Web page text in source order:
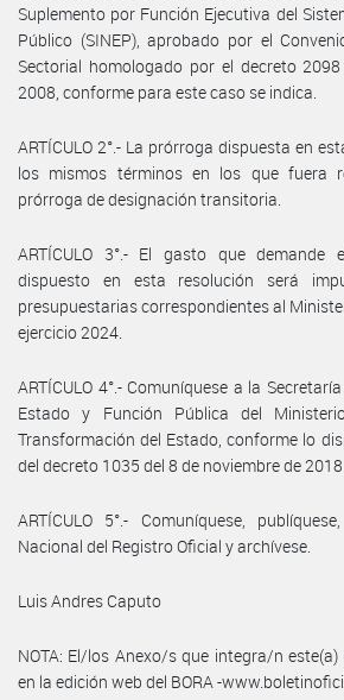
Suplemento por Función Ejecutiva del
Público (SINEP), aprobado por el
Sectorial homologado por el decreto
2008, conforme para este caso se indica.
ARTÍCULO 2°.- La prórroga dispuesta en
los mismos términos en los que fuera
prórroga de designación transitoria.
ARTÍCULO 3°.- El gasto que demande
dispuesto en esta resolución será
presupuestarias correspondientes al
ejercicio 2024.
ARTÍCULO 4°.- Comuníquese a la
Estado y Función Pública del
Transformación del Estado, conforme lo
del decreto 1035 del 8 de noviembre de 2018.
ARTÍCULO 5°.- Comuníquese,
Nacional del Registro Oficial y archívese.
Luis Andres Caputo
NOTA: El/los Anexo/s que integra/n
en la edición web del BORA -